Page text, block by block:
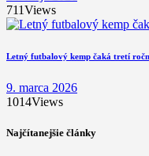
711Views
Letný futbalový kemp čaká tretí
9. marca 2026
1014Views
Najčítanejšie články